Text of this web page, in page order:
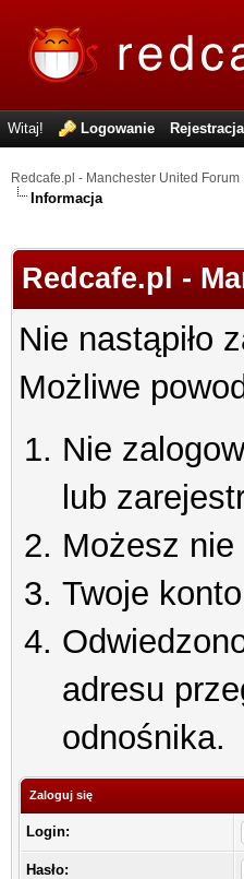
Witaj! Logowanie Rejestracja
Redcafe.pl - Manchester United Forum
Informacja
Redcafe.pl -
Nie nastąpiło
Możliwe
Nie
lub
Możesz
Twoje
adresu
odnośnika.
Zaloguj się
Login:
Hasło: